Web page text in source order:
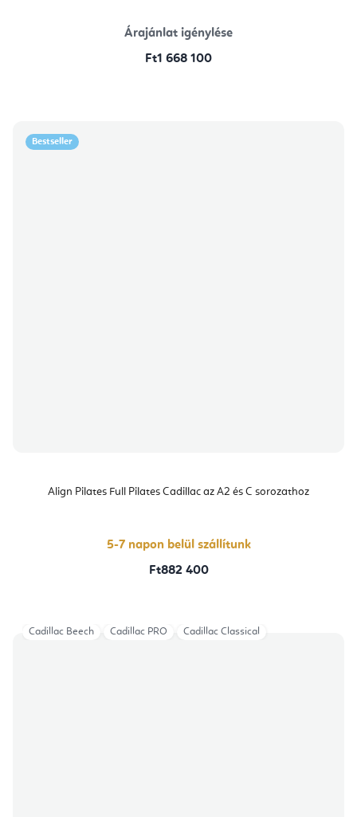
Árajánlat igénylése
Ft1 668 100
Bestseller
Align Pilates Full Pilates Cadillac az A2 és C sorozathoz
5-7 napon belül szállítunk
Ft882 400
Cadillac Beech Cadillac PRO Cadillac Classical